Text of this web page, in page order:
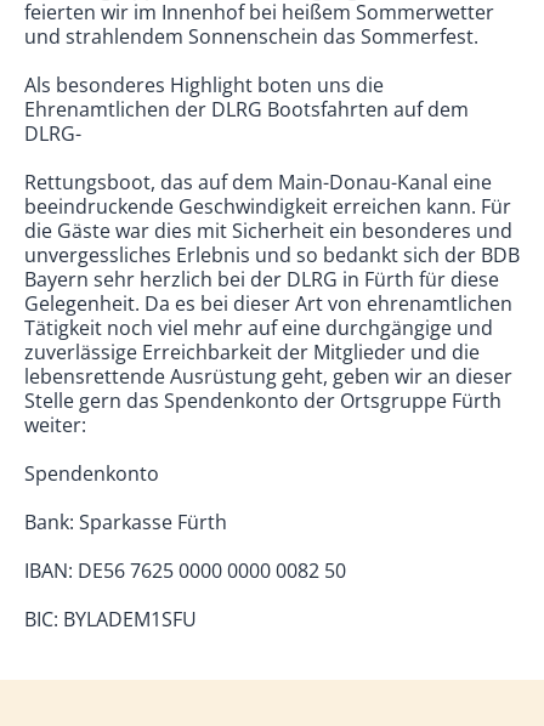
feierten wir im Innenhof bei heißem Sommerwetter
und strahlendem Sonnenschein das Sommerfest.
Als besonderes Highlight boten uns die
Ehrenamtlichen der DLRG Bootsfahrten auf dem
DLRG-
Rettungsboot, das auf dem Main-Donau-Kanal eine
beeindruckende Geschwindigkeit erreichen kann. Für
die Gäste war dies mit Sicherheit ein besonderes und
unvergessliches Erlebnis und so bedankt sich der BDB
Bayern sehr herzlich bei der DLRG in Fürth für diese
Gelegenheit. Da es bei dieser Art von ehrenamtlichen
Tätigkeit noch viel mehr auf eine durchgängige und
zuverlässige Erreichbarkeit der Mitglieder und die
lebensrettende Ausrüstung geht, geben wir an dieser
Stelle gern das Spendenkonto der Ortsgruppe Fürth
weiter:
Spendenkonto
Bank: Sparkasse Fürth
IBAN: DE56 7625 0000 0000 0082 50
BIC: BYLADEM1SFU